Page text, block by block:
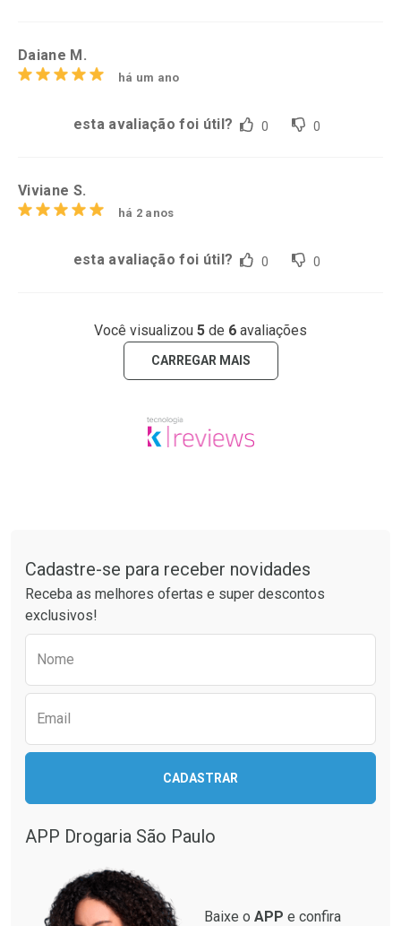
Daiane M.
há um ano
esta avaliação foi útil? 0 0
Viviane S.
há 2 anos
esta avaliação foi útil? 0 0
Você visualizou 5 de 6 avaliações
CARREGAR MAIS
Cadastre-se para receber novidades
Receba as melhores ofertas e super descontos
exclusivos!
Nome
Email
CADASTRAR
APP Drogaria São Paulo
Baixe o APP e confira